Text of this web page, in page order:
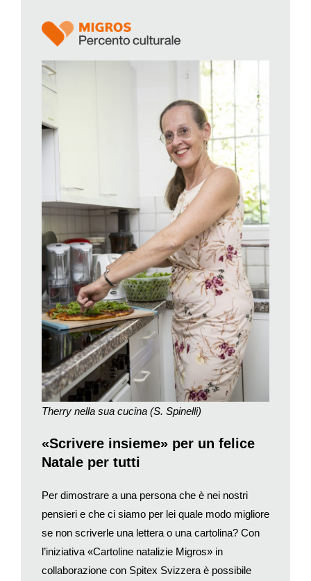
www.tavolata.chattraverso la quale può essere contattato da
chi desidera prendere parte agli incontri.
organizzata nella sua casa ad Arcegno da Maria Theresia
(Therry) Bitterli. Therry mi spiega come tutto sia nato un po’
per caso e un po’ per una voglia che è diventata quasi una
necessità, quella cioè di avere una nuova e solida rete di
contatti sociali. «Io e mio marito ci eravamo trasferiti a Lugano
– mi racconta – dove avevamo già vissuto in passato, ma ci
siamo ritrovati un po’ soli, le amicizie di un tempo stentavano a
riallacciarsi, cominciavamo a soffrirne. Nel frattempo mi ero
iscritta a un corso per adulti, dove ho fatto conoscenza con
altre due partecipanti, abbiamo scoperto di abitare tutte e tre
vicine, prendevamo il bus insieme, poi abbiamo iniziato ad
incontrarci per cena e così in modo naturale è nata
un’amicizia». Una di loro, Piera, conosceva il progetto Tavolata
del Percento culturale Migros e ne ha parlato alle altre. «L’idea
mi è piaciuta subito – racconta Therry – ho pensato: dobbiamo
farlo!».
È nato così il gruppo che quasi subito però ha dovuto
affrontare le grandi limitazioni dovute alla pandemia. «Abbiamo
continuato a incontrarci perché il periodo del lockdown è stato
veramente terribile. Ci trovavamo all’aperto, per fortuna a
Lugano ci sono molti parchi bellissimi dai quali godere
panoramici”. Paradossalmente è proprio durante questo
periodo che il gruppo si è allargato, le persone avevano e
trascorrere qualche ora di spensieratezza ci portavamo anche
le racchette per giocare a volano!». Quattro mesi fa Therry e il
abbandonare il gruppo delle tavolate non ci pensano proprio.
Così in effetti a soli tre mesi dal trasloco eccoci sul loro
Therry nella sua cucina (S. Spinelli)
«Scrivere insieme» per un felice
Natale per tutti
Per dimostrare a una persona che è nei nostri
pensieri e che ci siamo per lei quale modo migliore
se non scriverle una lettera o una cartolina? Con
l’iniziativa «Cartoline natalizie Migros» in
collaborazione con Spitex Svizzera è possibile